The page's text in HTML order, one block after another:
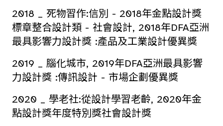
2018 _ 死物習作:信別 - 2018年金點設計獎
標章整合設計類 - 社會設計, 2018年DFA亞洲
最具影響力設計獎 :產品及工業設計優異獎
2019 _ 腦化城市, 2019年DFA亞洲最具影響
力設計獎 :傳訊設計 - 市場企劃優異獎
2020 _ 學老社:從設計學習老齡, 2020年金
點設計獎年度特別獎社會設計獎